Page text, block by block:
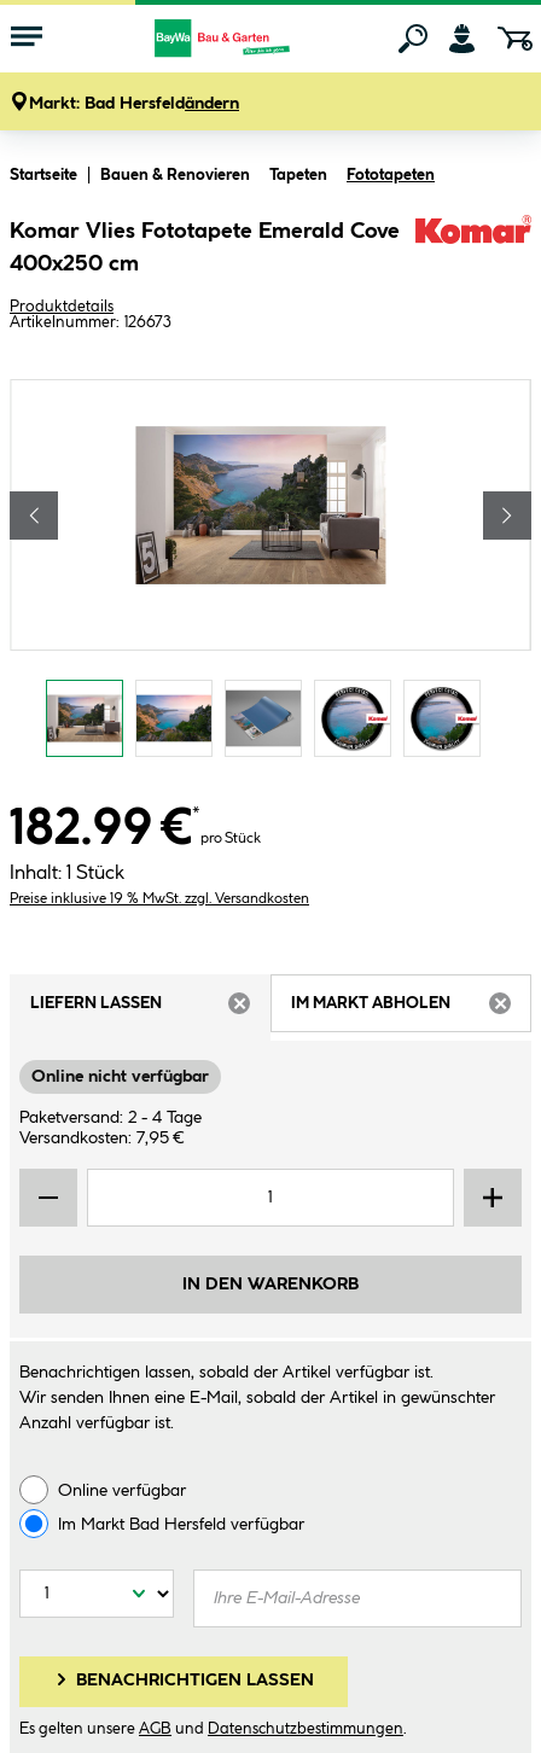
Markt: Bad Hersfeldändern
Startseite Bauen & Renovieren Tapeten Fototapeten
Komar Vlies Fototapete Emerald Cove
400x250 cm
Produktdetails
Artikelnummer: 126673
182.99 €*
pro Stück
Inhalt: 1 Stück
Preise inklusive 19 % MwSt. zzgl. Versandkosten
LIEFERN LASSEN
IM MARKT ABHOLEN
Online nicht verfügbar
Paketversand: 2 - 4 Tage
Versandkosten: 7,95 €
IN DEN WARENKORB
Benachrichtigen lassen, sobald der Artikel verfügbar ist.
Wir senden Ihnen eine E-Mail, sobald der Artikel in gewünschter
Anzahl verfügbar ist.
Online verfügbar
Im Markt Bad Hersfeld verfügbar
BENACHRICHTIGEN LASSEN
Es gelten unsere AGB und Datenschutzbestimmungen